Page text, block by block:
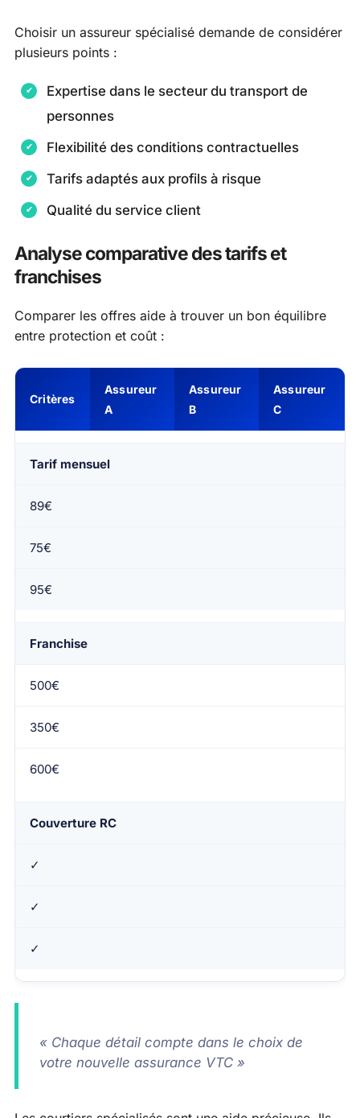
Choisir un assureur spécialisé demande de considérer
plusieurs points :
Expertise dans le secteur du transport de
personnes
Flexibilité des conditions contractuelles
Tarifs adaptés aux profils à risque
Qualité du service client
Analyse comparative des tarifs et
franchises
Comparer les offres aide à trouver un bon équilibre
entre protection et coût :
Critères
Assureur
A
Assureur
B
Assureur
C
Tarif mensuel
89€
75€
95€
Franchise
500€
350€
600€
Couverture RC
✓
✓
✓
« Chaque détail compte dans le choix de
votre nouvelle assurance VTC »